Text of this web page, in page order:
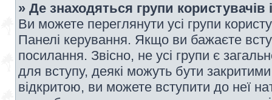
» Де знаходяться групи користувачів
Ви можете переглянути усі групи
Панелі керування. Якщо ви бажаєте
посилання. Звісно, не усі групи є
для вступу, деякі можуть бути
відкритою, ви можете вступити до неї